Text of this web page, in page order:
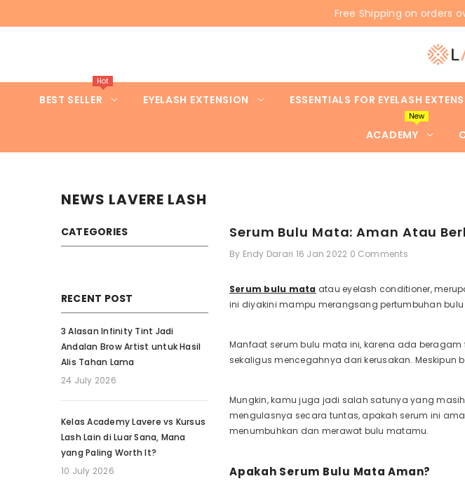
Free Shipping on orders
BEST SELLER
Hot
EYELASH EXTENSION ESSENTIALS FOR EYELASH
ACADEMY
New
NEWS LAVERE LASH
CATEGORIES
RECENT POST
3 Alasan Infinity Tint Jadi
Andalan Brow Artist untuk Hasil
Alis Tahan Lama
24 July 2026
Kelas Academy Lavere vs Kursus
Lash Lain di Luar Sana, Mana
yang Paling Worth It?
10 July 2026
Serum Bulu Mata: Aman Atau
By Endy Darari 16 Jan 2022 0 Comments
Serum bulu mata atau eyelash conditioner,
ini diyakini mampu merangsang pertumbuhan
Manfaat serum bulu mata ini, karena ada
sekaligus mencegahnya dari kerusakan.
Mungkin, kamu juga jadi salah satunya yang
mengulasnya secara tuntas, apakah serum ini
menumbuhkan dan merawat bulu matamu.
Apakah Serum Bulu Mata Aman?